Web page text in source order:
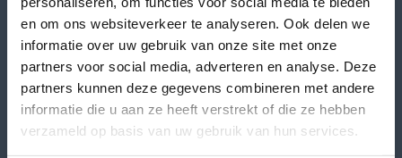
en om ons websiteverkeer te analyseren. Ook delen we
informatie over uw gebruik van onze site met onze
partners voor social media, adverteren en analyse. Deze
partners kunnen deze gegevens combineren met andere
informatie die u aan ze heeft verstrekt of die ze hebben
verzameld op basis van uw gebruik van hun services.